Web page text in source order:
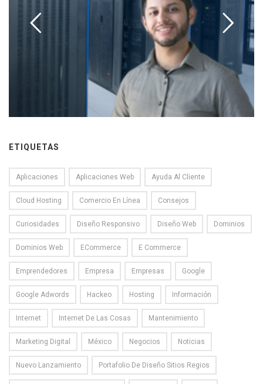
ETIQUETAS
Aplicaciones Aplicaciones Web Ayuda Al Cliente
Cloud Hosting Comercio En Línea Consejos
Curiosidades Diseño Responsivo Diseño Web Dominios
Dominios Web ECommerce E Commerce
Emprendedores Empresa Empresas Google
Google Adwords Hackeo Hosting Información
Internet Internet De Las Cosas Mantenimiento
Marketing Digital México Negocios Noticias
Nuevo Lanzamiento Portafolio De Diseño Sitios Regios